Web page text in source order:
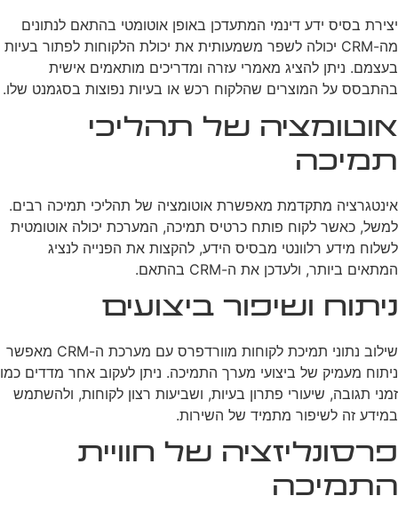
יצירת בסיס ידע דינמי המתעדכן באופן אוטומטי בהתאם לנתונים
מה-CRM יכולה לשפר משמעותית את יכולת הלקוחות לפתור בעיות
בעצמם. ניתן להציג מאמרי עזרה ומדריכים מותאמים אישית
בהתבסס על המוצרים שהלקוח רכש או בעיות נפוצות בסגמנט שלו.
אוטומציה של תהליכי
תמיכה
אינטגרציה מתקדמת מאפשרת אוטומציה של תהליכי תמיכה רבים.
למשל, כאשר לקוח פותח כרטיס תמיכה, המערכת יכולה אוטומטית
לשלוח מידע רלוונטי מבסיס הידע, להקצות את הפנייה לנציג
המתאים ביותר, ולעדכן את ה-CRM בהתאם.
ניתוח ושיפור ביצועים
שילוב נתוני תמיכת לקוחות מוורדפרס עם מערכת ה-CRM מאפשר
ניתוח מעמיק של ביצועי מערך התמיכה. ניתן לעקוב אחר מדדים כמו
זמני תגובה, שיעורי פתרון בעיות, ושביעות רצון לקוחות, ולהשתמש
במידע זה לשיפור מתמיד של השירות.
פרסונליזציה של חוויית
התמיכה